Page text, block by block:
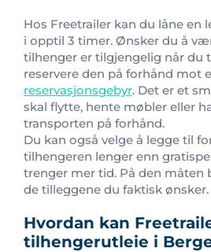
Hos Freetrailer kan du låne en
i opptil 3 timer. Ønsker du å
tilhenger er tilgjengelig når du
reservere den på forhånd mot
reservasjonsgebyr. Det er et
skal flytte, hente møbler eller
transporten på forhånd.
Du kan også velge å legge til
tilhengeren lenger enn
trenger mer tid. På den måten
de tilleggene du faktisk ønsker.
Hvordan kan
tilhengerutleie i